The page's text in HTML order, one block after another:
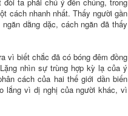
ta phải chú ý đến chúng, trong
cách nhanh nhất. Thấy người gần
dằng dặc, cách ngăn đã thấy
vì biết chắc đã có bóng đêm đồng
nhìn sự trùng hợp kỳ lạ của ý
cách của hai thế giới dần biến
lắng vì dị nghị của người khác, vì